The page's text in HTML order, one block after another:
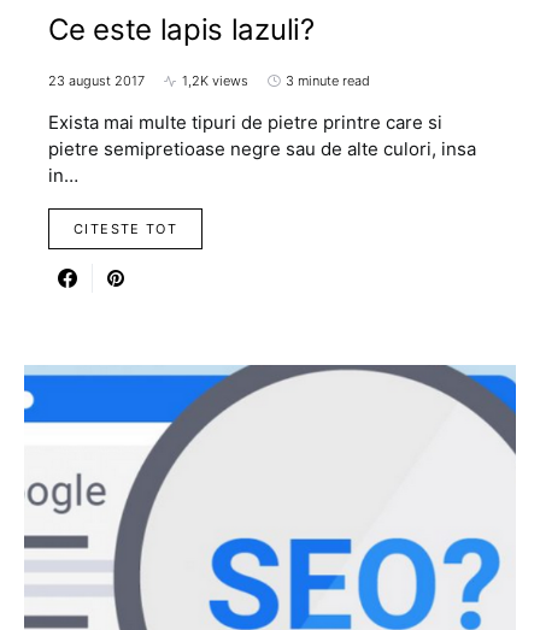
Ce este lapis lazuli?
23 august 2017 1,2K views 3 minute read
Exista mai multe tipuri de pietre printre care si
pietre semipretioase negre sau de alte culori, insa
in…
CITESTE TOT